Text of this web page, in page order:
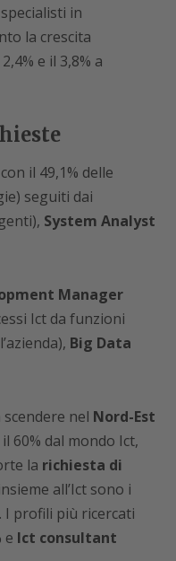
in
la crescita
e il 3,8% a
il 49,1% delle
seguiti dai
System Analyst
Manager
Ict da funzioni
Big Data
scendere nel Nord-Est
60% dal mondo Ict,
la richiesta di
all’Ict sono i
I profili più ricercati
e Ict consultant